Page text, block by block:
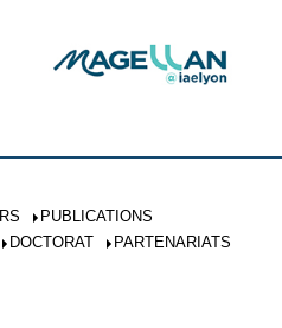
PUBLICATIONS
DOCTORAT
PARTENARIATS